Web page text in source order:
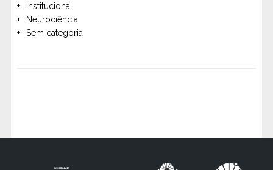
Institucional
Neurociência
Sem categoria